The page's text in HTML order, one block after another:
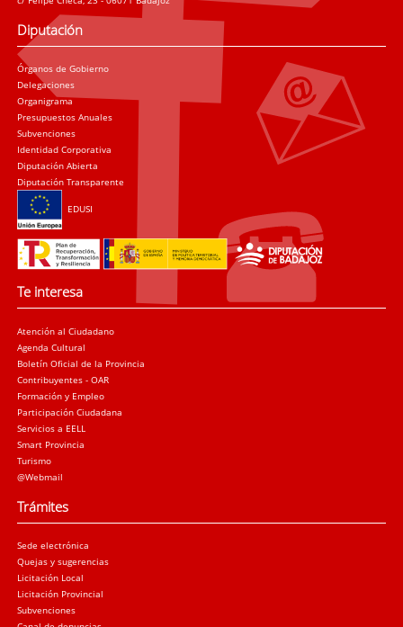
Diputación
Órganos de Gobierno
Delegaciones
Organigrama
Presupuestos Anuales
Subvenciones
Identidad Corporativa
Diputación Abierta
Diputación Transparente
EDUSI
Te interesa
Atención al Ciudadano
Agenda Cultural
Boletín Oficial de la Provincia
Contribuyentes - OAR
Formación y Empleo
Participación Ciudadana
Servicios a EELL
Smart Provincia
Turismo
@Webmail
Trámites
Sede electrónica
Quejas y sugerencias
Licitación Local
Licitación Provincial
Subvenciones